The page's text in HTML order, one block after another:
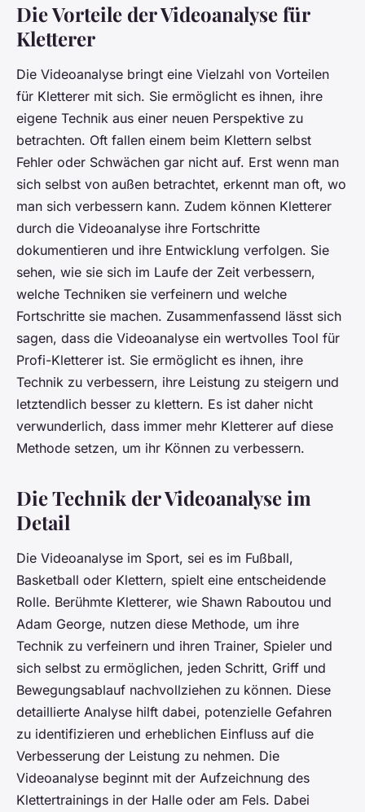
Die Vorteile der Videoanalyse für
Kletterer
Die Videoanalyse bringt eine Vielzahl von Vorteilen
für Kletterer mit sich. Sie ermöglicht es ihnen, ihre
eigene Technik aus einer neuen Perspektive zu
betrachten. Oft fallen einem beim Klettern selbst
Fehler oder Schwächen gar nicht auf. Erst wenn man
sich selbst von außen betrachtet, erkennt man oft, wo
man sich verbessern kann. Zudem können Kletterer
durch die Videoanalyse ihre Fortschritte
dokumentieren und ihre Entwicklung verfolgen. Sie
sehen, wie sie sich im Laufe der Zeit verbessern,
welche Techniken sie verfeinern und welche
Fortschritte sie machen. Zusammenfassend lässt sich
sagen, dass die Videoanalyse ein wertvolles Tool für
Profi-Kletterer ist. Sie ermöglicht es ihnen, ihre
Technik zu verbessern, ihre Leistung zu steigern und
letztendlich besser zu klettern. Es ist daher nicht
verwunderlich, dass immer mehr Kletterer auf diese
Methode setzen, um ihr Können zu verbessern.
Die Technik der Videoanalyse im
Detail
Die Videoanalyse im Sport, sei es im Fußball,
Basketball oder Klettern, spielt eine entscheidende
Rolle. Berühmte Kletterer, wie Shawn Raboutou und
Adam George, nutzen diese Methode, um ihre
Technik zu verfeinern und ihren Trainer, Spieler und
sich selbst zu ermöglichen, jeden Schritt, Griff und
Bewegungsablauf nachvollziehen zu können. Diese
detaillierte Analyse hilft dabei, potenzielle Gefahren
zu identifizieren und erheblichen Einfluss auf die
Verbesserung der Leistung zu nehmen. Die
Videoanalyse beginnt mit der Aufzeichnung des
Klettertrainings in der Halle oder am Fels. Dabei